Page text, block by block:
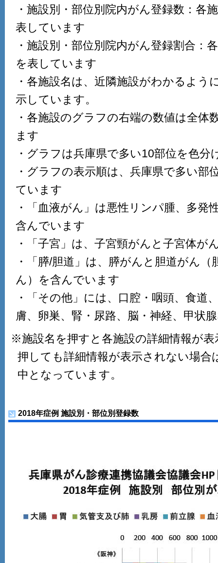
・施設別・部位別院内がん登録数：各
表しています
・施設別・部位別院内がん登録割合：
を表しています
・各施設名は、近隣施設がわかるよう
示しています。
・各施設のグラフの右端の数値は全体
ます
・グラフは兵庫県で多い10部位を色分
・グラフの表示順は、兵庫県で多い部
ています
・「血液がん」は悪性リンパ腫、多発
含んでいます
・「子宮」は、子宮頸がんと子宮体が
・「膵/胆道」は、膵がんと胆道がん
ん）を含んでいます
・「その他」には、口腔・咽頭、食道
膚、卵巣、腎・尿路、脳・神経、甲状
※施設名を押すと各施設の詳細情報が
押しても詳細情報が表示されない場合
中となっています。
2018年症例 施設別・部位別登録数